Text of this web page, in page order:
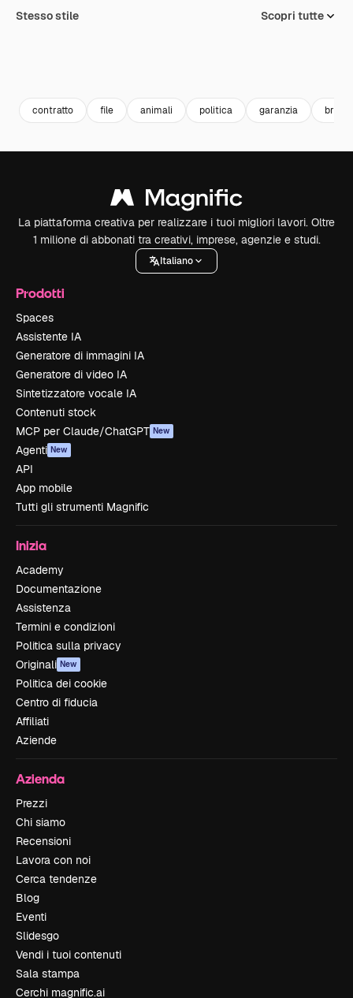
Stesso stile Scopri tutte
contratto file animali politica garanzia
La piattaforma creativa per realizzare i tuoi migliori lavori. Oltre
1 milione di abbonati tra creativi, imprese, agenzie e studi.
Italiano
Prodotti
Spaces
Assistente IA
Generatore di immagini IA
Generatore di video IA
Sintetizzatore vocale IA
Contenuti stock
MCP per Claude/ChatGPT New
Agenti New
API
App mobile
Tutti gli strumenti Magnific
Inizia
Academy
Documentazione
Assistenza
Termini e condizioni
Politica sulla privacy
Originali New
Politica dei cookie
Centro di fiducia
Affiliati
Aziende
Azienda
Prezzi
Chi siamo
Recensioni
Lavora con noi
Cerca tendenze
Blog
Eventi
Slidesgo
Vendi i tuoi contenuti
Sala stampa
Cerchi magnific.ai